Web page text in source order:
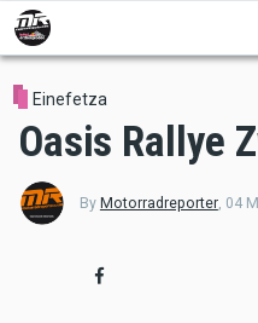
Skip
to
main
content
Einefetza
Oasis Rallye
By Motorradreporter, 04